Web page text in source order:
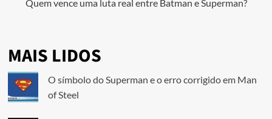
Quem vence uma luta real entre Batman e Superman?
MAIS LIDOS
O símbolo do Superman e o erro corrigido em Man
of Steel